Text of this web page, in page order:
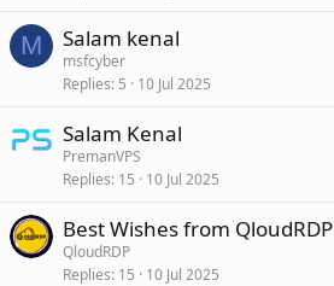
M Salam kenal
msfcyber
Replies 5 10 Jul 2025
Salam Kenal
PremanVPS
Replies 15 10 Jul 2025
Best Wishes from QloudRDP
QloudRDP
Replies 15 10 Jul 2025